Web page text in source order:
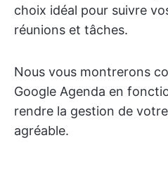
choix idéal pour suivre
réunions et tâches.
Nous vous montrerons
Google Agenda en
rendre la gestion de
agréable.